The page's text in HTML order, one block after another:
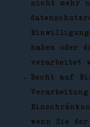
nicht mehr
haben oder
verarbeitet
Recht auf
wenn Sie